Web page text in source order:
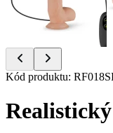
Item
of
Kód produktu: